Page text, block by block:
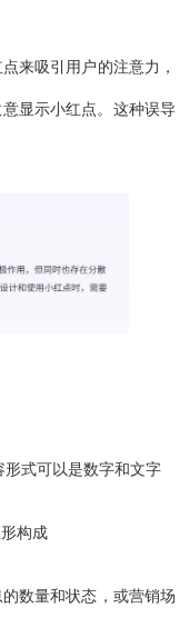
来吸引用户的注意力，
显示小红点。这种误导
式可以是数字和文字
构成
数量和状态，或营销场